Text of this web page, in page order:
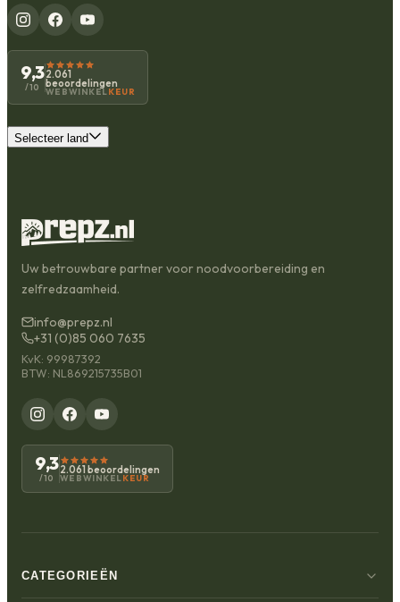
9,3
/10
2.061
beoordelingen
WEBWINKEL KEUR
Selecteer land
Uw betrouwbare partner voor noodvoorbereiding en
zelfredzaamheid.
info@prepz.nl
+31 (0)85 060 7635
KvK: 99987392
BTW: NL869215735B01
9,3
/10
2.061 beoordelingen
WEBWINKEL KEUR
CATEGORIEËN